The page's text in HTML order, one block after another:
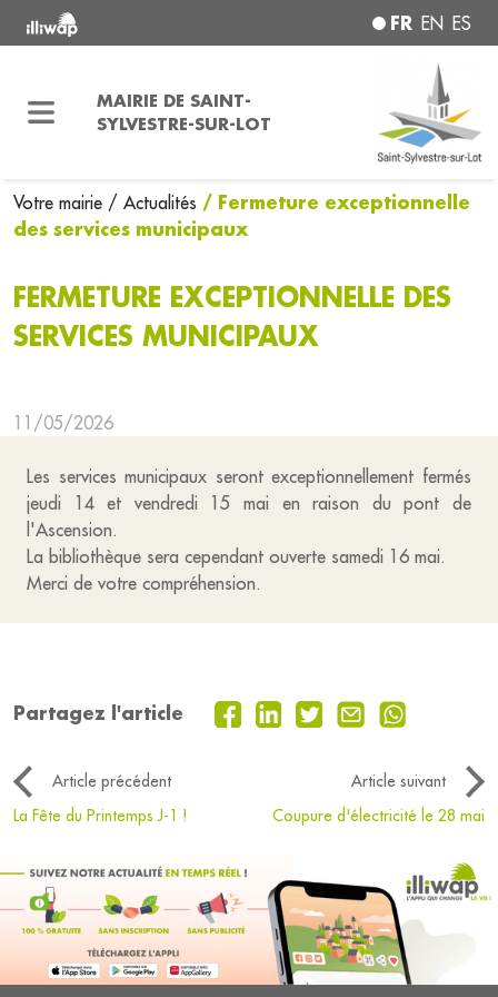
FR EN ES
MAIRIE DE SAINT-
SYLVESTRE-SUR-LOT
Votre mairie / Actualités / Fermeture exceptionnelle
des services municipaux
FERMETURE EXCEPTIONNELLE DES
SERVICES MUNICIPAUX
11/05/2026
Les services municipaux seront exceptionnellement fermés
jeudi 14 et vendredi 15 mai en raison du pont de
l'Ascension.
La bibliothèque sera cependant ouverte samedi 16 mai.
Merci de votre compréhension.
Partagez l'article
Article précédent
Article suivant
La Fête du Printemps J-1 !
Coupure d'électricité le 28 mai